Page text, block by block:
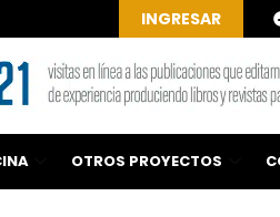
INGRESAR
OTROS PROYECTOS